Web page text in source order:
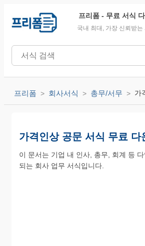
프리폼 - 무료 서식
국내 최대, 가장 신뢰받는
프리폼 회사서식 총무/서무 가
가격인상 공문 서식 무료 다
이 문서는 기업 내 인사, 총무, 회계 등
되는 회사 업무 서식입니다.